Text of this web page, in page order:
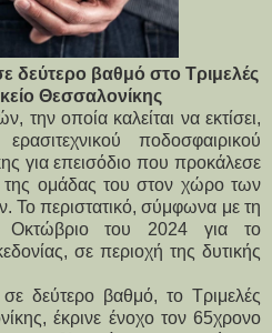
δεύτερο βαθμό στο Τριμελές
Θεσσαλονίκης
την οποία καλείται να εκτίσει,
ποδοσφαιρικού
για επεισόδιο που προκάλεσε
της ομάδας του στον χώρο των
Το περιστατικό, σύμφωνα με τη
Οκτώβριο του 2024 για το
σε περιοχή της δυτικής
δεύτερο βαθμό, το Τριμελές
έκρινε ένοχο τον 65χρονο